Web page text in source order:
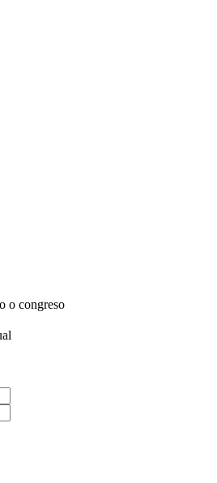
o congreso